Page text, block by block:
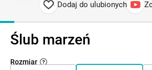
Dodaj do ulubionych
Ślub marzeń
Rozmiar